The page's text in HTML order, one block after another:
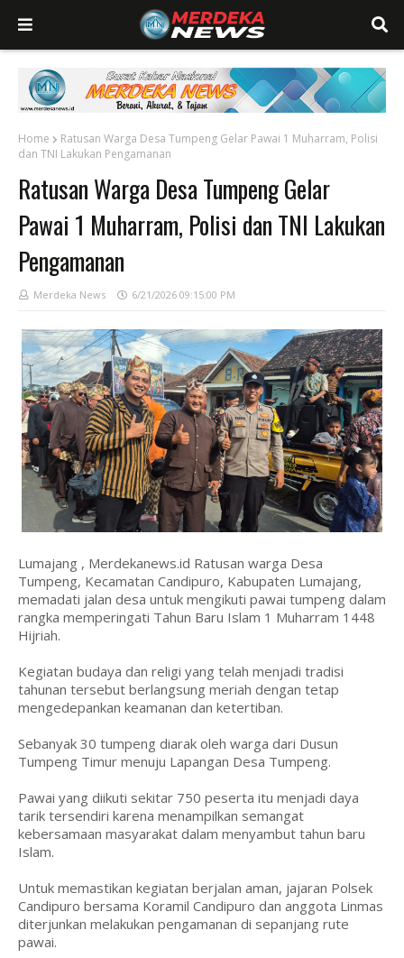
Home
Ratusan Warga Desa Tumpeng Gelar Pawai 1 Muharram, Polisi
dan TNI Lakukan Pengamanan
Ratusan Warga Desa Tumpeng Gelar
Pawai 1 Muharram, Polisi dan TNI Lakukan
Pengamanan
Merdeka News 6/21/2026 09:15:00 PM
Lumajang , Merdekanews.id Ratusan warga Desa
Tumpeng, Kecamatan Candipuro, Kabupaten Lumajang,
memadati jalan desa untuk mengikuti pawai tumpeng dalam
rangka memperingati Tahun Baru Islam 1 Muharram 1448
Hijriah.
Kegiatan budaya dan religi yang telah menjadi tradisi
tahunan tersebut berlangsung meriah dengan tetap
mengedepankan keamanan dan ketertiban.
Sebanyak 30 tumpeng diarak oleh warga dari Dusun
Tumpeng Timur menuju Lapangan Desa Tumpeng.
Pawai yang diikuti sekitar 750 peserta itu menjadi daya
tarik tersendiri karena menampilkan semangat
kebersamaan masyarakat dalam menyambut tahun baru
Islam.
Untuk memastikan kegiatan berjalan aman, jajaran Polsek
Candipuro bersama Koramil Candipuro dan anggota Linmas
diterjunkan melakukan pengamanan di sepanjang rute
pawai.